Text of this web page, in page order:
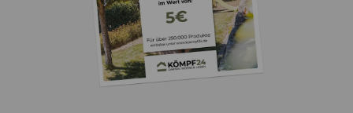
BambusBASIS Nietenzange
BambusBASIS Pflegeöl
Pflegeempfehlung:
Achten Sie bitte darauf, dass die Abflusslöcher im